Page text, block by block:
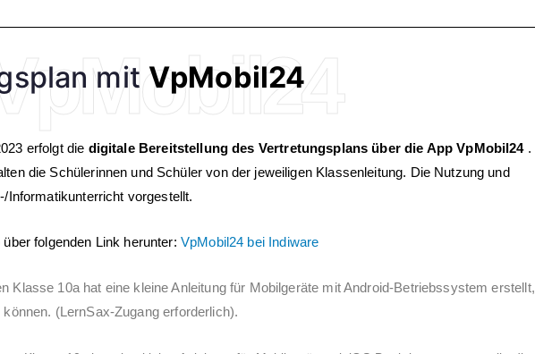
mit VpMobil24
erfolgt die digitale Bereitstellung des Vertretungsplans über die App VpMobil24.
die Schülerinnen und Schüler von der jeweiligen Klassenleitung. Die Nutzung und
Informatikunterricht vorgestellt.
folgenden Link herunter: VpMobil24 bei Indiware
Klasse 10a hat eine kleine Anleitung für Mobilgeräte mit Android-Betriebssystem erstellt,
(LernSax-Zugang erforderlich).